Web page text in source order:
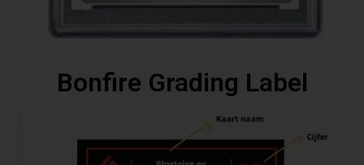
Bonfire Grading Label